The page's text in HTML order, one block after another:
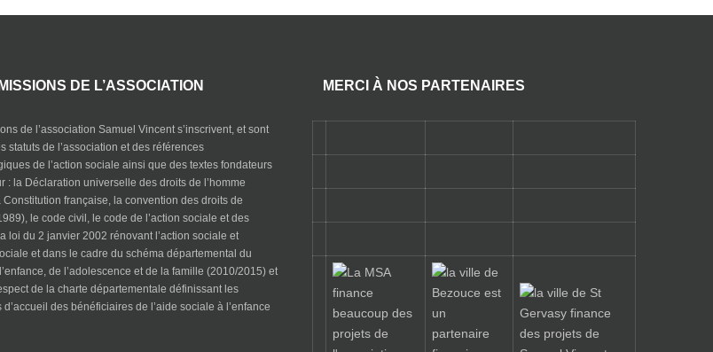
DE L’ASSOCIATION
de l’association Samuel Vincent s’inscrivent, et sont
statuts de l’association et des références
de l’action sociale ainsi que des textes fondateurs
: la Déclaration universelle des droits de l’homme
Constitution française, la convention des droits de
le code civil, le code de l’action sociale et des
loi du 2 janvier 2002 rénovant l’action sociale et
et dans le cadre du schéma départemental du
de l’adolescence et de la famille (2010/2015) et
de la charte départementale définissant les
d’accueil des bénéficiaires de l’aide sociale à l’enfance
MERCI À NOS PARTENAIRES